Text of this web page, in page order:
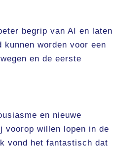
begrip van AI en laten
kunnen worden voor een
en de eerste
en nieuwe
voorop willen lopen in de
vond het fantastisch dat